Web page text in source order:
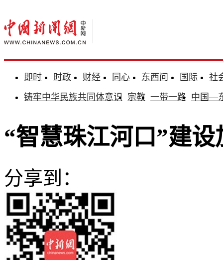
即时 时政 财经 同心 东西问 国际
社
铸牢中华民族共同体意识 宗教 一带一路 中国—
“智慧珠江河口”建
分享到：